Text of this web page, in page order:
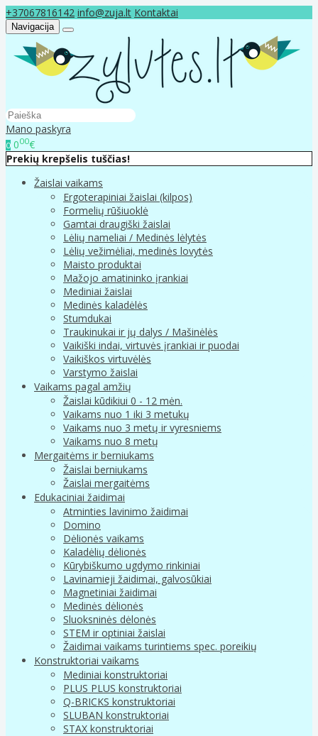
+37067816142 info@zuja.lt Kontaktai
Navigacija
Mano paskyra
0 000€
Prekių krepšelis tuščias!
Žaislai vaikams
Ergoterapiniai žaislai (kilpos)
Formelių rūšiuoklė
Gamtai draugiški žaislai
Lėlių nameliai / Medinės lėlytės
Lėlių vežimėliai, medinės lovytės
Maisto produktai
Mažojo amatininko įrankiai
Mediniai žaislai
Medinės kaladėlės
Stumdukai
Traukinukai ir jų dalys / Mašinėlės
Vaikiški indai, virtuvės įrankiai ir puodai
Vaikiškos virtuvėlės
Varstymo žaislai
Vaikams pagal amžių
Žaislai kūdikiui 0 - 12 mėn.
Vaikams nuo 1 iki 3 metukų
Vaikams nuo 3 metų ir vyresniems
Vaikams nuo 8 metų
Mergaitėms ir berniukams
Žaislai berniukams
Žaislai mergaitėms
Edukaciniai žaidimai
Atminties lavinimo žaidimai
Domino
Dėlionės vaikams
Kaladėlių dėlionės
Kūrybiškumo ugdymo rinkiniai
Lavinamieji žaidimai, galvosūkiai
Magnetiniai žaidimai
Medinės dėlionės
Sluoksninės dėlonės
STEM ir optiniai žaislai
Žaidimai vaikams turintiems spec. poreikių
Konstruktoriai vaikams
Mediniai konstruktoriai
PLUS PLUS konstruktoriai
Q-BRICKS konstruktoriai
SLUBAN konstruktoriai
STAX konstruktoriai